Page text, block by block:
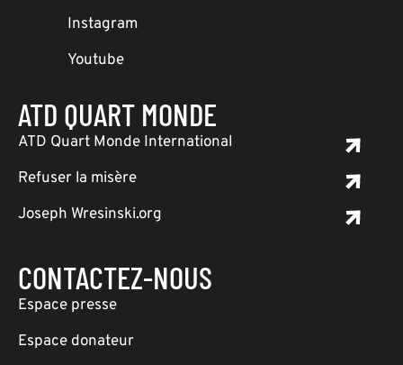
Instagram
Youtube
ATD QUART MONDE
ATD Quart Monde International
Refuser la misère
Joseph Wresinski.org
CONTACTEZ-NOUS
Espace presse
Espace donateur